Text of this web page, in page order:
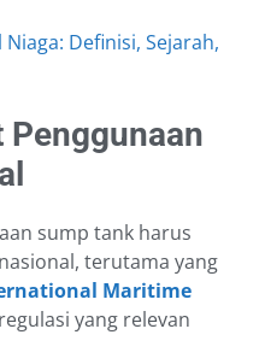
Definisi, Sejarah,
Penggunaan
sump tank harus
terutama yang
Maritime
yang relevan